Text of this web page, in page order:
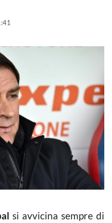
si avvicina sempre di